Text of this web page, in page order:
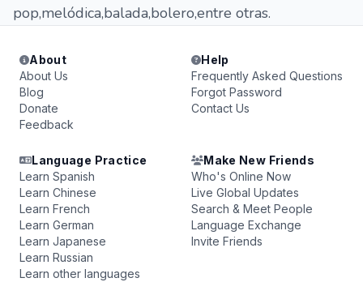
pop,melódica,balada,bolero,entre otras.
About
About Us
Blog
Donate
Feedback
Help
Frequently Asked Questions
Forgot Password
Contact Us
Language Practice
Learn Spanish
Learn Chinese
Learn French
Learn German
Learn Japanese
Learn Russian
Learn other languages
Make New Friends
Who's Online Now
Live Global Updates
Search & Meet People
Language Exchange
Invite Friends